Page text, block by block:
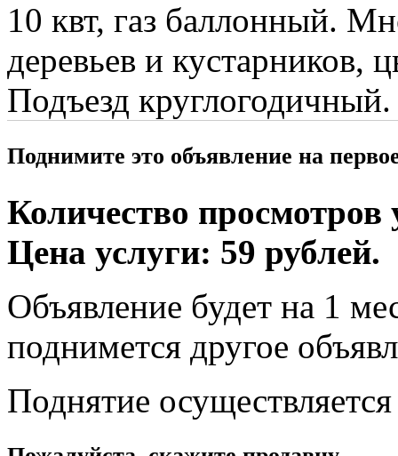
10 квт, газ баллонный.
деревьев и кустарников,
Подъезд
Поднимите это объявление на
Количество просмотров
Цена услуги: 59 рублей.
Объявление будет на 1
поднимется другое
Поднятие